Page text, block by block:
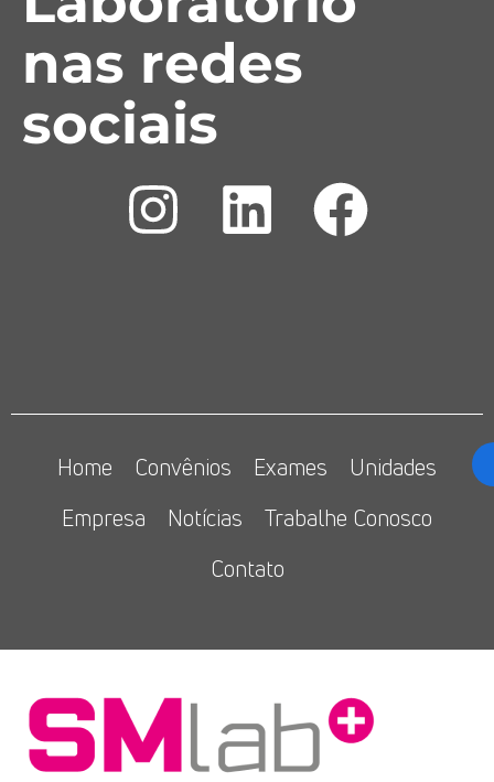
nas redes
sociais
Home Convênios Exames
Unidades
Empresa
Notícias
Trabalhe Conosco
Contato